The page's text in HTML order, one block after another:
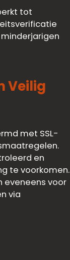
tot
Veilig
met SSL-
en
te voorkomen.
eveneens voor
via